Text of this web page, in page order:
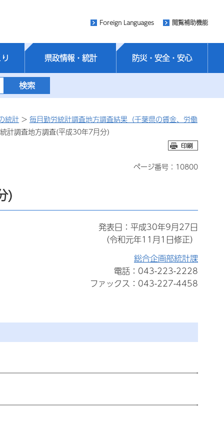
Foreign Languages 閲覧補助機能
県政情報・統計 防災・安全・安心
統計 > 毎月勤労統計調査地方調査結果（千葉県の賃金、労働
計調査地方調査(平成30年7月分)
ページ番号：10800
)
発表日：平成30年9月27日
（令和元年11月1日修正）
総合企画部統計課
電話：043-223-2228
ファックス：043-227-4458